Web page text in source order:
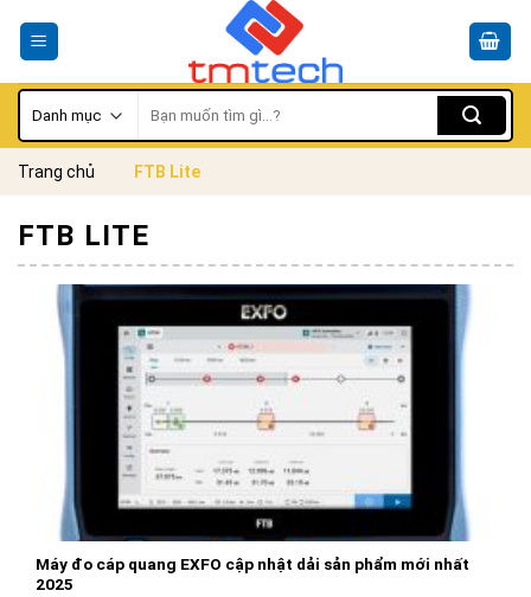
kiếm:
Trang chủ FTB Lite
FTB LITE
Máy đo cáp quang EXFO cập nhật dải sản phẩm mới nhất
2025